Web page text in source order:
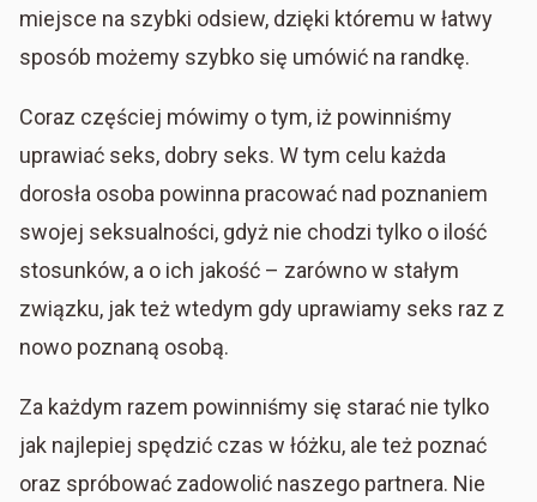
miejsce na szybki odsiew, dzięki któremu w łatwy
sposób możemy szybko się umówić na randkę.
Coraz częściej mówimy o tym, iż powinniśmy
uprawiać seks, dobry seks. W tym celu każda
dorosła osoba powinna pracować nad poznaniem
swojej seksualności, gdyż nie chodzi tylko o ilość
stosunków, a o ich jakość – zarówno w stałym
związku, jak też wtedym gdy uprawiamy seks raz z
nowo poznaną osobą.
Za każdym razem powinniśmy się starać nie tylko
jak najlepiej spędzić czas w łóżku, ale też poznać
oraz spróbować zadowolić naszego partnera. Nie